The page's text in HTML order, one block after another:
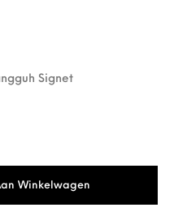
prijs
Signet
Winkelwagen